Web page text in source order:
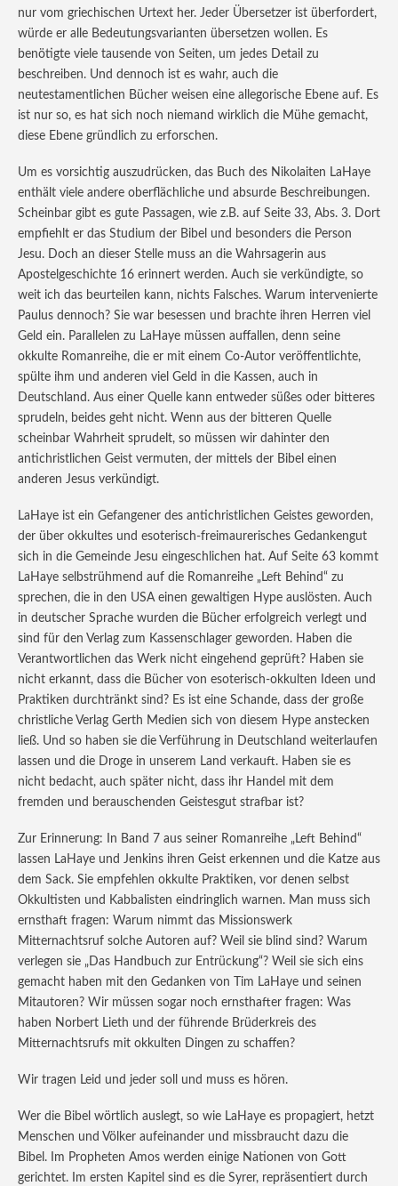
nur vom griechischen Urtext her. Jeder Übersetzer ist überfordert,
würde er alle Bedeutungsvarianten übersetzen wollen. Es
benötigte viele tausende von Seiten, um jedes Detail zu
beschreiben. Und dennoch ist es wahr, auch die
neutestamentlichen Bücher weisen eine allegorische Ebene auf. Es
ist nur so, es hat sich noch niemand wirklich die Mühe gemacht,
diese Ebene gründlich zu erforschen.
Um es vorsichtig auszudrücken, das Buch des Nikolaiten LaHaye
enthält viele andere oberflächliche und absurde Beschreibungen.
Scheinbar gibt es gute Passagen, wie z.B. auf Seite 33, Abs. 3. Dort
empfiehlt er das Studium der Bibel und besonders die Person
Jesu. Doch an dieser Stelle muss an die Wahrsagerin aus
Apostelgeschichte 16 erinnert werden. Auch sie verkündigte, so
weit ich das beurteilen kann, nichts Falsches. Warum intervenierte
Paulus dennoch? Sie war besessen und brachte ihren Herren viel
Geld ein. Parallelen zu LaHaye müssen auffallen, denn seine
okkulte Romanreihe, die er mit einem Co-Autor veröffentlichte,
spülte ihm und anderen viel Geld in die Kassen, auch in
Deutschland. Aus einer Quelle kann entweder süßes oder bitteres
sprudeln, beides geht nicht. Wenn aus der bitteren Quelle
scheinbar Wahrheit sprudelt, so müssen wir dahinter den
antichristlichen Geist vermuten, der mittels der Bibel einen
anderen Jesus verkündigt.
LaHaye ist ein Gefangener des antichristlichen Geistes geworden,
der über okkultes und esoterisch-freimaurerisches Gedankengut
sich in die Gemeinde Jesu eingeschlichen hat. Auf Seite 63 kommt
LaHaye selbstrühmend auf die Romanreihe „Left Behind“ zu
sprechen, die in den USA einen gewaltigen Hype auslösten. Auch
in deutscher Sprache wurden die Bücher erfolgreich verlegt und
sind für den Verlag zum Kassenschlager geworden. Haben die
Verantwortlichen das Werk nicht eingehend geprüft? Haben sie
nicht erkannt, dass die Bücher von esoterisch-okkulten Ideen und
Praktiken durchtränkt sind? Es ist eine Schande, dass der große
christliche Verlag Gerth Medien sich von diesem Hype anstecken
ließ. Und so haben sie die Verführung in Deutschland weiterlaufen
lassen und die Droge in unserem Land verkauft. Haben sie es
nicht bedacht, auch später nicht, dass ihr Handel mit dem
fremden und berauschenden Geistesgut strafbar ist?
Zur Erinnerung: In Band 7 aus seiner Romanreihe „Left Behind“
lassen LaHaye und Jenkins ihren Geist erkennen und die Katze aus
dem Sack. Sie empfehlen okkulte Praktiken, vor denen selbst
Okkultisten und Kabbalisten eindringlich warnen. Man muss sich
ernsthaft fragen: Warum nimmt das Missionswerk
Mitternachtsruf solche Autoren auf? Weil sie blind sind? Warum
verlegen sie „Das Handbuch zur Entrückung“? Weil sie sich eins
gemacht haben mit den Gedanken von Tim LaHaye und seinen
Mitautoren? Wir müssen sogar noch ernsthafter fragen: Was
haben Norbert Lieth und der führende Brüderkreis des
Mitternachtsrufs mit okkulten Dingen zu schaffen?
Wir tragen Leid und jeder soll und muss es hören.
Wer die Bibel wörtlich auslegt, so wie LaHaye es propagiert, hetzt
Menschen und Völker aufeinander und missbraucht dazu die
Bibel. Im Propheten Amos werden einige Nationen von Gott
gerichtet. Im ersten Kapitel sind es die Syrer, repräsentiert durch